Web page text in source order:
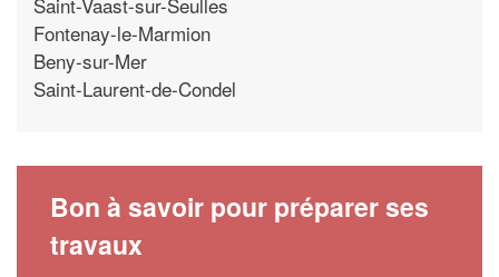
Fontenay-le-Marmion
Beny-sur-Mer
Saint-Laurent-de-Condel
Bon à savoir pour préparer ses
travaux